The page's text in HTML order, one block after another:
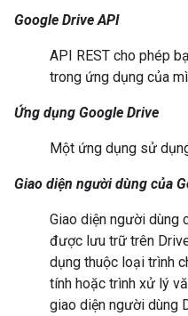
Google Drive API
API REST cho phép
trong ứng dụng của
Ứng dụng Google Drive
Một ứng dụng sử
Giao diện người dùng của
Giao diện người dùng
được lưu trữ trên
dụng thuộc loại trình
tính hoặc trình xử lý
giao diện người dùng